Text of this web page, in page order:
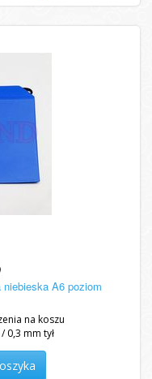
A6 poziom
na koszu
0,3 mm tył